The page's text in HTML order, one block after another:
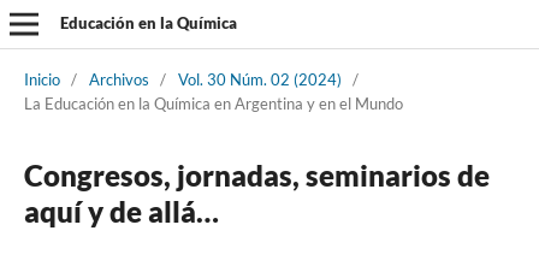
Educación en la Química
Inicio / Archivos / Vol. 30 Núm. 02 (2024)
/
La Educación en la Química en Argentina y en el Mundo
Congresos, jornadas, seminarios de
aquí y de allá…